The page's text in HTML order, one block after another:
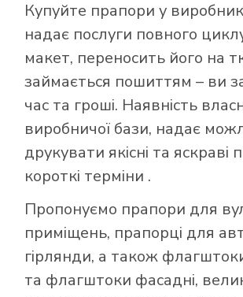
Купуйте прапори у
надає послуги повного
макет, переносить його на
займається пошиттям – ви
час та гроші. Наявність
виробничої бази, надає
друкувати якісні та яскраві
короткі терміни .
Пропонуємо прапори для
приміщень, прапорці для
гірлянди, а також
та флагштоки фасадні,